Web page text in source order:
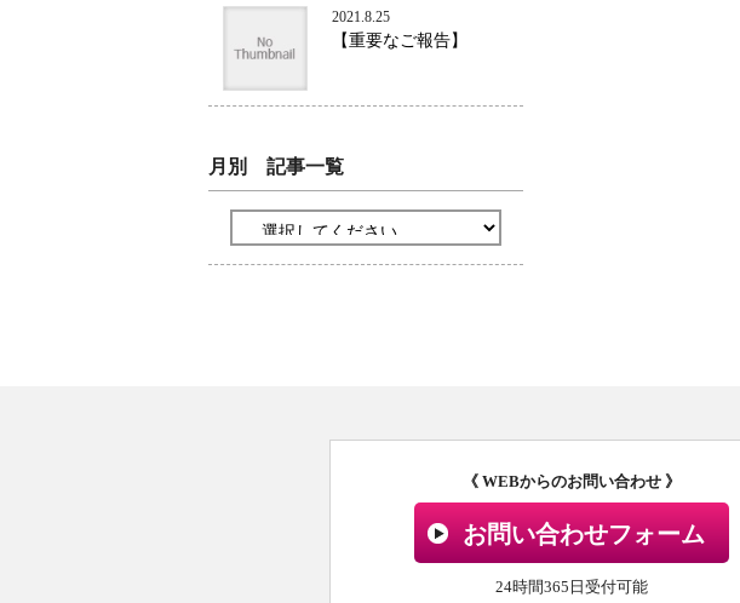
2021.8.25
【重要なご報告】
月別 記事一覧
《 WEBからのお問い合わせ 》
お問い合わせフォーム
24時間365日受付可能